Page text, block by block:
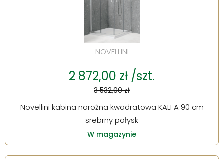
NOVELLINI
2 872,00 zł /szt.
3 532,00 zł
Novellini kabina narożna kwadratowa KALI A 90 cm
srebrny połysk
W magazynie